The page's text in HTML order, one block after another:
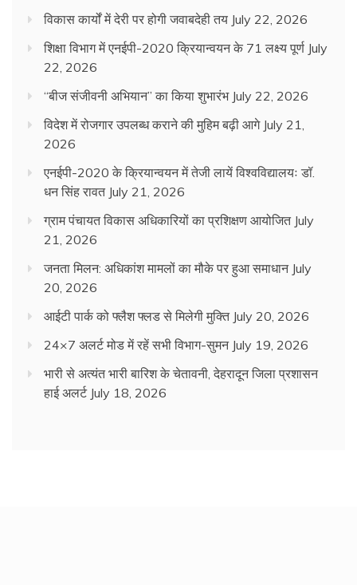
विकास कार्यों में देरी पर होगी जवाबदेही तय July 22, 2026
शिक्षा विभाग में एनईपी-2020 क्रियान्वयन के 71 लक्ष्य पूर्ण July
22, 2026
“बीज संजीवनी अभियान” का किया शुभारंभ July 22, 2026
विदेश में रोजगार उपलब्ध कराने की मुहिम बढ़ी आगे July 21,
2026
एनईपी-2020 के क्रियान्वयन में तेजी लायें विश्वविद्यालयः डॉ.
धन सिंह रावत July 21, 2026
ग्राम पंचायत विकास अधिकारियों का प्रशिक्षण आयोजित July
21, 2026
जनता मिलन: अधिकांश मामलों का मौके पर हुआ समाधान July
20, 2026
आईटी पार्क को फ्लैश फ्लड से मिलेगी मुक्ति July 20, 2026
24×7 अलर्ट मोड में रहें सभी विभाग-सुमन July 19, 2026
भारी से अत्यंत भारी बारिश के चेतावनी, देहरादून जिला प्रशासन
हाई अलर्ट July 18, 2026